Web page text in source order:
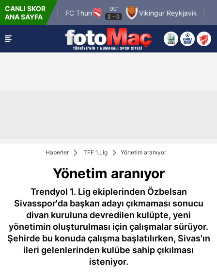
CANLI SKOR
ANA SAYFA
Pafos FC FC Thun
90'
2
-0 Vikingur Reykjavik
Haberler TFF 1.Lig Yönetim aranıyor
Yönetim aranıyor
Trendyol 1. Lig ekiplerinden Özbelsan
Sivasspor'da başkan adayı çıkmaması sonucu
divan kuruluna devredilen kulüpte, yeni
yönetimin oluşturulması için çalışmalar sürüyor.
Şehirde bu konuda çalışma başlatılırken, Sivas'ın
ileri gelenlerinden kulübe sahip çıkılması
isteniyor.